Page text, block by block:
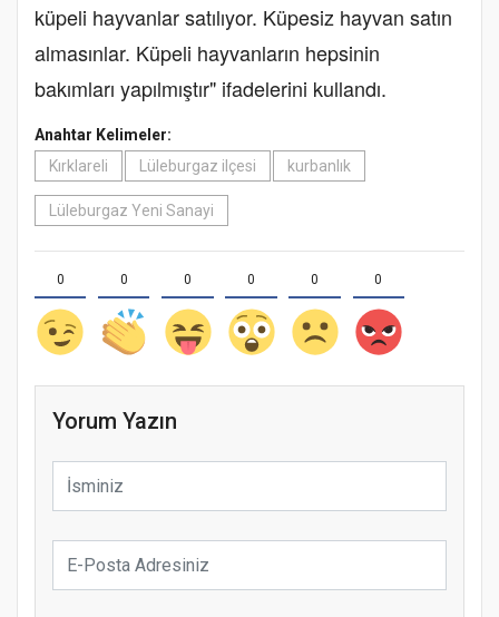
küpeli hayvanlar satılıyor. Küpesiz hayvan satın
almasınlar. Küpeli hayvanların hepsinin
bakımları yapılmıştır" ifadelerini kullandı.
Anahtar Kelimeler:
Kırklareli
Lüleburgaz ilçesi kurbanlık
Lüleburgaz Yeni Sanayi
0 0 0 0 0 0
Yorum Yazın